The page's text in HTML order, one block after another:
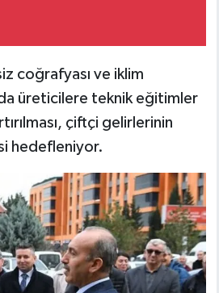
coğrafyası ve iklim
üreticilere teknik eğitimler
çiftçi gelirlerinin
hedefleniyor.